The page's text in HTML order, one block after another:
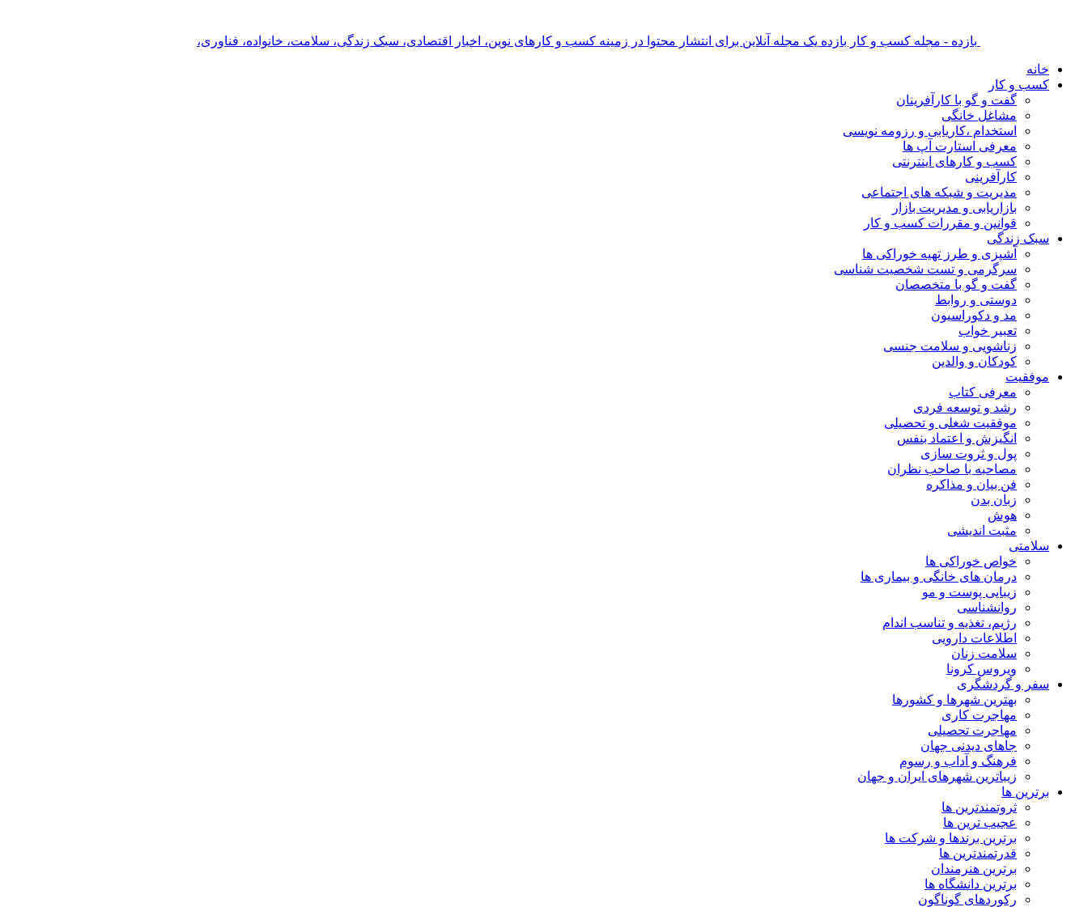
بازده - مجله کسب و کار بازده یک مجله آنلاین برای انتشار محتوا در زمینه کسب و کارهای نوین، اخبار اقتصادی، سبک زندگی، سلامت، خانواده، فناوری،
خانه
کسب و کار
گفت و گو با کارآفرینان
مشاغل خانگی
استخدام ،کاریابی و رزومه نویسی
معرفی استارت آپ ها
کسب و کارهای اینترنتی
کارآفرینی
مدیریت و شبکه های اجتماعی
بازاریابی و مدیریت بازار
قوانین و مقررات کسب و کار
سبک زندگی
آشپزی و طرز تهیه خوراکی ها
سرگرمی و تست شخصیت شناسی
گفت و گو با متخصصان
دوستی و روابط
مد و دکوراسیون
تعبیر خواب
زناشویی و سلامت جنسی
کودکان و والدین
موفقیت
معرفی کتاب
رشد و توسعه فردی
موفقیت شغلی و تحصیلی
انگیزش و اعتماد بنفس
پول و ثروت سازی
مصاحبه با صاحب نظران
فن بیان و مذاکره
زبان بدن
هوش
مثبت اندیشی
سلامتی
خواص خوراکی ها
درمان های خانگی و بیماری ها
زیبایی پوست و مو
روانشناسی
رژیم، تغذیه و تناسب اندام
اطلاعات دارویی
سلامت زنان
ویروس کرونا
سفر و گردشگری
بهترین شهرها و کشورها
مهاجرت کاری
مهاجرت تحصیلی
جاهای دیدنی جهان
فرهنگ و آداب و رسوم
زیباترین شهرهای ایران و جهان
برترین ها
ثروتمندترین ها
عجیب ترین ها
برترین برندها و شرکت ها
قدرتمندترین ها
برترین هنرمندان
برترین دانشگاه ها
رکوردهای گوناگون